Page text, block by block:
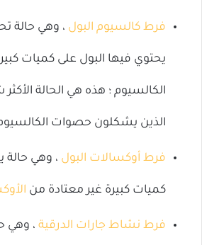
فرط كالسيوم البول ، وهي حالة
يحتوي فيها البول على كميات
الكالسيوم ؛ هذه هي الحالة
الذين يشكلون حصوات
فرط أوكسالات البول ، وهي حالة
كميات كبيرة غير معتادة من
فرط نشاط جارات الدرقية ، وهي